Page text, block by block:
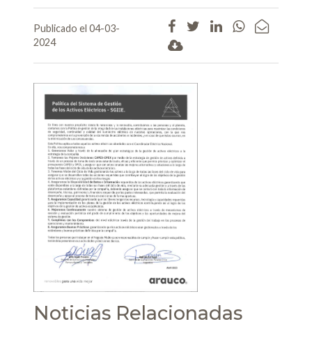
Publicado el 04-03-
2024
Noticias Relacionadas